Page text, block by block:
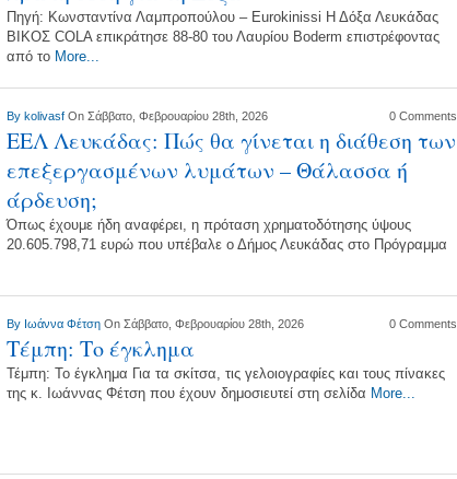
Πηγή: Κωνσταντίνα Λαμπροπούλου – Eurokinissi Η Δόξα Λευκάδας
ΒΙΚΟΣ COLA επικράτησε 88-80 του Λαυρίου Boderm επιστρέφοντας
από το More...
By kolivasf On Σάββατο, Φεβρουαρίου 28th, 2026 0 Comments
ΕΕΛ Λευκάδας: Πώς θα γίνεται η διάθεση των
επεξεργασμένων λυμάτων – Θάλασσα ή
άρδευση;
Όπως έχουμε ήδη αναφέρει, η πρόταση χρηματοδότησης ύψους
20.605.798,71 ευρώ που υπέβαλε ο Δήμος Λευκάδας στο Πρόγραμμα
By Ιωάννα Φέτση On Σάββατο, Φεβρουαρίου 28th, 2026 0 Comments
Τέμπη: Το έγκλημα
Τέμπη: Το έγκλημα Για τα σκίτσα, τις γελοιογραφίες και τους πίνακες
της κ. Ιωάννας Φέτση που έχουν δημοσιευτεί στη σελίδα More...